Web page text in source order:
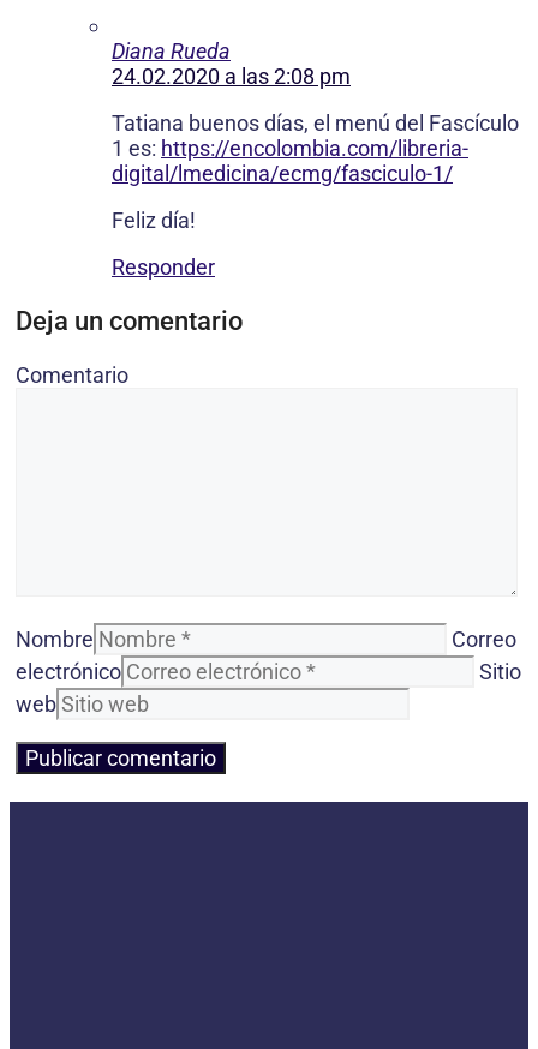
Diana Rueda
24.02.2020 a las 2:08 pm
Tatiana buenos días, el menú del Fascículo
1 es: https://encolombia.com/libreria-
digital/lmedicina/ecmg/fasciculo-1/
Feliz día!
Responder
Deja un comentario
Comentario
Nombre
Correo
electrónico
Sitio
web